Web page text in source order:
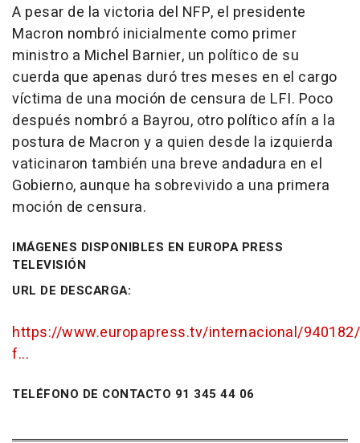
A pesar de la victoria del NFP, el presidente
Macron nombró inicialmente como primer
ministro a Michel Barnier, un político de su
cuerda que apenas duró tres meses en el cargo
víctima de una moción de censura de LFI. Poco
después nombró a Bayrou, otro político afín a la
postura de Macron y a quien desde la izquierda
vaticinaron también una breve andadura en el
Gobierno, aunque ha sobrevivido a una primera
moción de censura.
IMÁGENES DISPONIBLES EN EUROPA PRESS
TELEVISIÓN
URL DE DESCARGA:
https://www.europapress.tv/internacional/
f...
TELÉFONO DE CONTACTO 91 345 44 06